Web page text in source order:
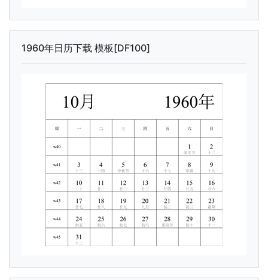
1960年日历下载 模板[DF100]